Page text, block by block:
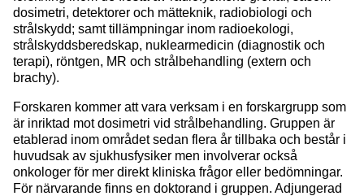
dosimetri, detektorer och mätteknik, radiobiologi och
strålskydd; samt tillämpningar inom radioekologi,
strålskyddsberedskap, nuklearmedicin (diagnostik och
terapi), röntgen, MR och strålbehandling (extern och
brachy).
Forskaren kommer att vara verksam i en forskargrupp som
är inriktad mot dosimetri vid strålbehandling. Gruppen är
etablerad inom området sedan flera år tillbaka och består i
huvudsak av sjukhusfysiker men involverar också
onkologer för mer direkt kliniska frågor eller bedömningar.
För närvarande finns en doktorand i gruppen. Adjungerad